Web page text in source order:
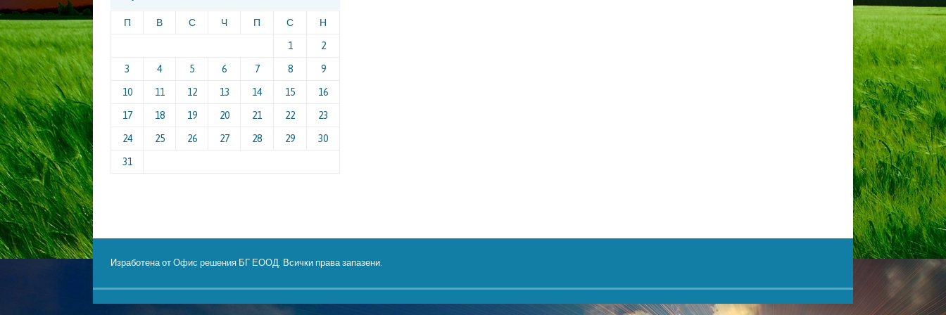
П В С Ч П С Н
1 2
3 4 5 6 7 8 9
10 11 12 13 14 15 16
17 18 19 20 21 22 23
24 25 26 27 28 29 30
31
Изработена от Офис решения БГ ЕООД. Всички права запазени.